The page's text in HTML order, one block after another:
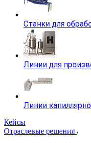
Станки для
Линии для
Линии
Кейсы
Отраслевые решения